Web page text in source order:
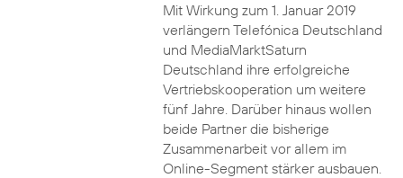
Mit Wirkung zum 1. Januar 2019
verlängern Telefónica Deutschland
und MediaMarktSaturn
Deutschland ihre erfolgreiche
Vertriebskooperation um weitere
fünf Jahre. Darüber hinaus wollen
beide Partner die bisherige
Zusammenarbeit vor allem im
Online-Segment stärker ausbauen.